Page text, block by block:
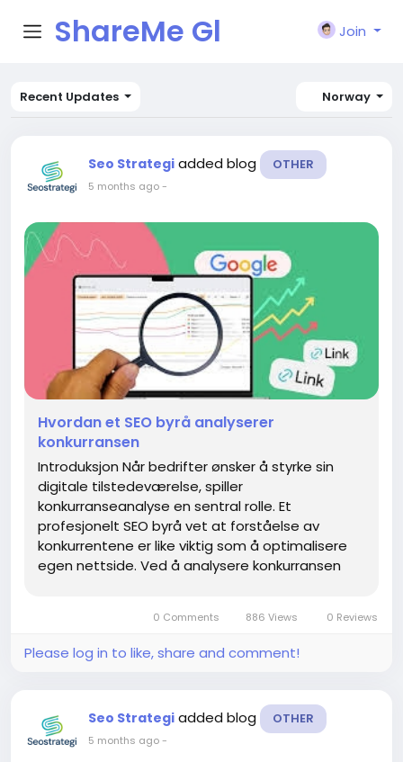
ShareMe Gl
obal
Join
Recent Updates Norway
Seo Strategi added blog OTHER
5 months ago-
Hvordan et SEO byrå analyserer
konkurransen
Introduksjon Når bedrifter ønsker å styrke sin
digitale tilstedeværelse, spiller
konkurranseanalyse en sentral rolle. Et
profesjonelt SEO byrå vet at forståelse av
konkurrentene er like viktig som å optimalisere
egen nettside. Ved å analysere konkurransen
0 Comments 886 Views 0 Reviews
Please log in to like, share and comment!
Seo Strategi added blog OTHER
5 months ago-